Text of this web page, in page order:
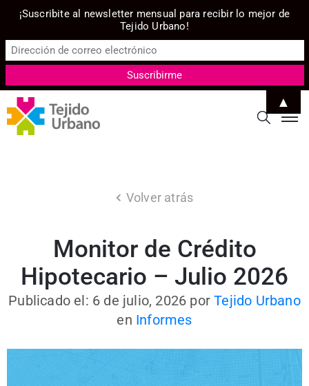
Volver atrás
Monitor de Crédito
Hipotecario – Julio 2026
Publicado el: 6 de julio, 2026 porTejido Urbano
en Informes
¡Suscribite al newsletter mensual para recibir lo mejor de
Tejido Urbano!
▲